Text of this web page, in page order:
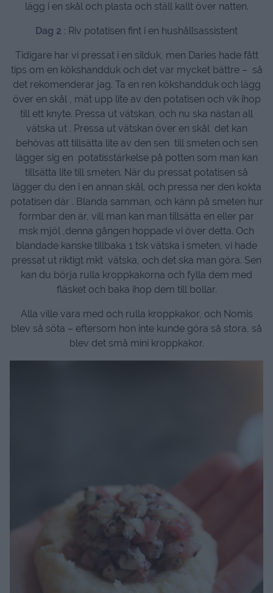
lägg i en skål och plasta och ställ kallt över natten.
Dag 2 : Riv potatisen fint i en hushållsassistent
Tidigare har vi pressat i en silduk, men Daries hade fått
tips om en kökshandduk och det var mycket bättre – så
det rekomenderar jag. Ta en ren kökshandduk och lägg
över en skål , mät upp lite av den potatisen och vik ihop
till ett knyte. Pressa ut vätskan, och nu ska nästan all
vätska ut . Pressa ut vätskan över en skål det kan
behövas att tillsätta lite av den sen till smeten och sen
lägger sig en potatisstärkelse på potten som man kan
tillsätta lite till smeten. När du pressat potatisen så
lägger du den i en annan skål, och pressa ner den kokta
potatisen där . Blanda samman, och känn på smeten hur
formbar den är, vill man kan man tillsätta en eller par
msk mjöl ,denna gången hoppade vi över detta. Och
blandade kanske tillbaka 1 tsk vätska i smeten, vi hade
pressat ut riktigt mkt vätska, och det ska man göra. Sen
kan du börja rulla kroppkakorna och fylla dem med
fläsket och baka ihop dem till bollar.
Alla ville vara med och rulla kroppkakor, och Nomis
blev så söta – eftersom hon inte kunde göra så stora, så
blev det små mini kroppkakor.